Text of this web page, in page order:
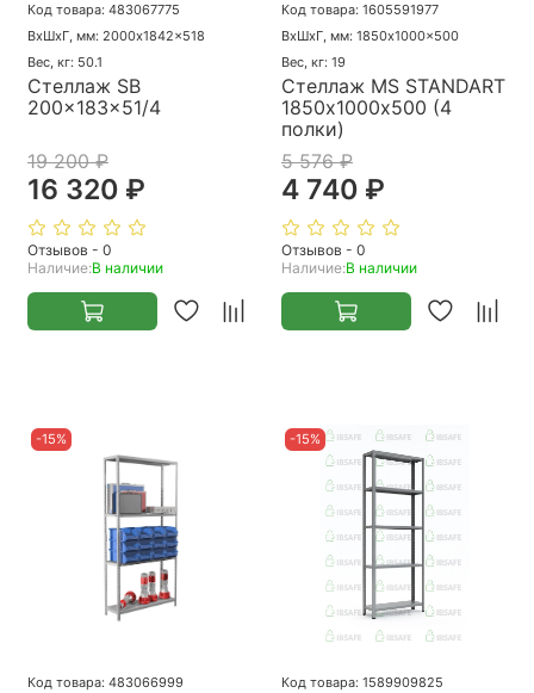
Код товара: 483067775
ВхШхГ, мм: 2000x1842x518
Вес, кг: 50.1
Стеллаж SB
200x183x51/4
19 200 ₽
16 320 ₽
Отзывов - 0
Наличие:В наличии
Код товара: 1605591977
ВхШхГ, мм: 1850x1000x500
Вес, кг: 19
Стеллаж MS STANDART
1850х1000х500 (4
полки)
5 576 ₽
4 740 ₽
Отзывов - 0
Наличие:В наличии
-15%
Код товара: 483066999
-15%
Код товара: 1589909825